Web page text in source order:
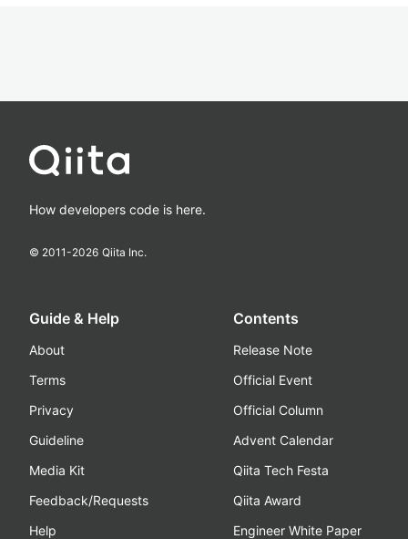
How developers code is here.
© 2011-2026 Qiita Inc.
Guide & Help
About
Terms
Privacy
Guideline
Media Kit
Feedback/Requests
Help
Contents
Release Note
Official Event
Official Column
Advent Calendar
Qiita Tech Festa
Qiita Award
Engineer White Paper